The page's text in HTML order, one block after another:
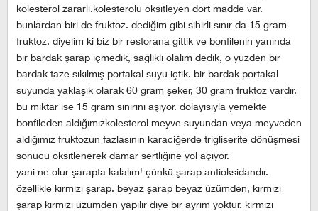
kolesterol zararlı.kolesterolü oksitleyen dört madde var.
bunlardan biri de fruktoz. dediğim gibi sihirli sınır da 15 gram
fruktoz. diyelim ki biz bir restorana gittik ve bonfilenin yanında
bir bardak şarap içmedik, sağlıklı olalım dedik, o yüzden bir
bardak taze sıkılmış portakal suyu içtik. bir bardak portakal
suyunda yaklaşık olarak 60 gram şeker, 30 gram fruktoz vardır.
bu miktar ise 15 gram sınırını aşıyor. dolayısıyla yemekte
bonfileden aldığımızkolesterol meyve suyundan veya meyveden
aldığımız fruktozun fazlasının karaciğerde trigliserite dönüşmesi
sonucu oksitlenerek damar sertliğine yol açıyor.
yani ne olur şarapta kalalım! çünkü şarap antioksidandır.
özellikle kırmızı şarap. beyaz şarap beyaz üzümden, kırmızı
şarap kırmızı üzümden yapılır diye bir ayrım yoktur. kırmızı